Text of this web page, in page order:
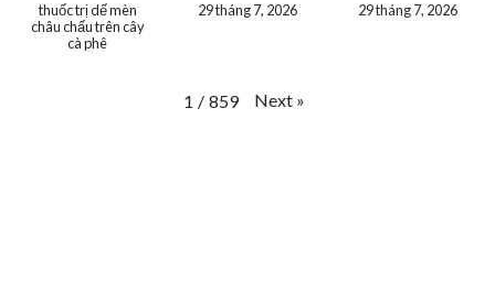
thuốc trị dế mèn
châu chấu trên cây
cà phê
29 tháng 7, 2026 29 tháng 7, 2026
1 / 859 Next »